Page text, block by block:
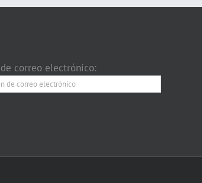
correo electrónico: